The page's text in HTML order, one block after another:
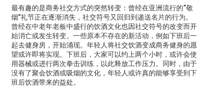
最有趣的是商务社交方式的突然转变：曾经在亚洲流行的“敬
烟”礼节正在逐渐消失，社交符号又回归到递送名片的行为。
曾经在中老年老板中盛行的饮酒文化也因社交符号的改变而开
始消亡或发生转变。一些原本不存在的新活动，例如下班后一
起去健身房，开始涌现。年轻人将社交饮酒变成商务健身的愿
望或许即将实现。下班后，大家可以约上两个小时，或许会使
用器械或进行两次拳击训练，以此释放工作压力。同时，由于
没有了聚会饮酒或吸烟的文化，年轻人或许真的能够享受到下
班后饮酒带来的益处。